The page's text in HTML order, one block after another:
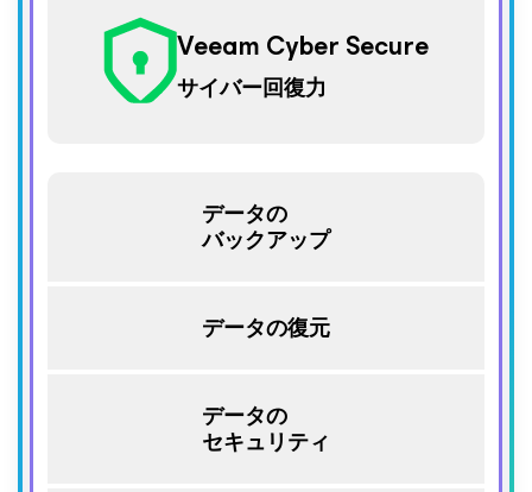
Veeam Cyber Secure
サイバー回復力
データの
バックアップ
データの復元
データの
セキュリティ